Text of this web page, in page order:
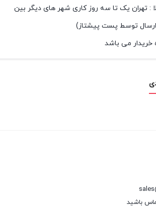
: تهران یک تا سه روز کاری شهر های دیگر بین
ارسال توسط پست پیشتاز)
خریدار می باشد
باشید